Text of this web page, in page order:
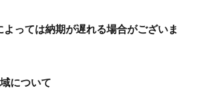
っては納期が遅れる場合がございま
について